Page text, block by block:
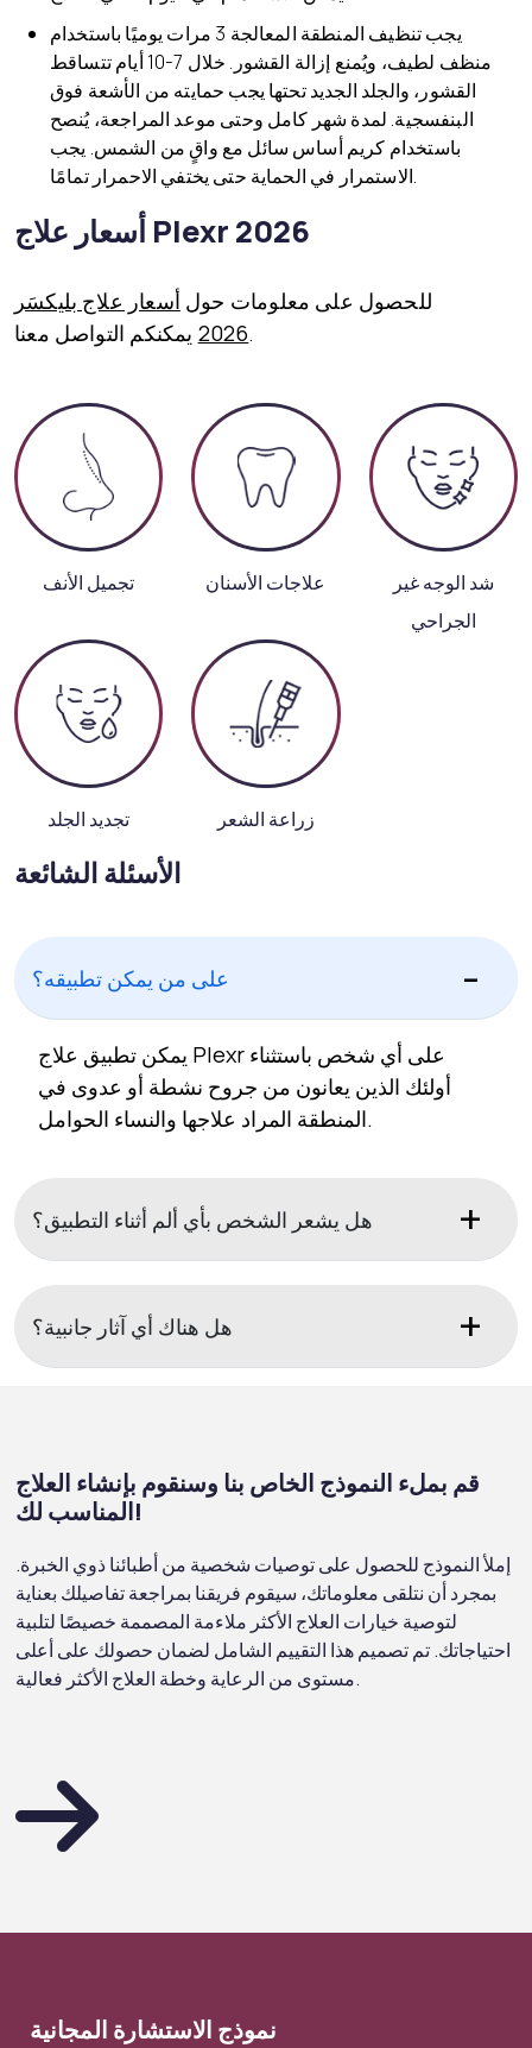
يجب تنظيف المنطقة المعالجة 3 مرات يوميًا باستخدام
منظف لطيف، ويُمنع إزالة القشور. خلال 7-10 أيام تتساقط
القشور، والجلد الجديد تحتها يجب حمايته من الأشعة فوق
البنفسجية. لمدة شهر كامل وحتى موعد المراجعة، يُنصح
باستخدام كريم أساس سائل مع واقٍ من الشمس. يجب
الاستمرار في الحماية حتى يختفي الاحمرار تمامًا.
أسعار علاج Plexr 2026
للحصول على معلومات حول أسعار علاج بليكسَر
2026
تجميل الأنف علاجات الأسنان
شد الوجه غير
الجراحي
تجديد الجلد زراعة الشعر
الأسئلة الشائعة
على من يمكن تطبيقه؟
يمكن تطبيق علاج Plexr على أي شخص باستثناء
أولئك الذين يعانون من جروح نشطة أو عدوى في
المنطقة المراد علاجها والنساء الحوامل.
هل يشعر الشخص بأي ألم أثناء التطبيق؟
هل هناك أي آثار جانبية؟
قم بملء النموذج الخاص بنا وسنقوم بإنشاء العلاج
المناسب لك!
إملأ النموذج للحصول على توصيات شخصية من أطبائنا ذوي الخبرة.
بمجرد أن نتلقى معلوماتك، سيقوم فريقنا بمراجعة تفاصيلك بعناية
لتوصية خيارات العلاج الأكثر ملاءمة المصممة خصيصًا لتلبية
احتياجاتك. تم تصميم هذا التقييم الشامل لضمان حصولك على أعلى
مستوى من الرعاية وخطة العلاج الأكثر فعالية.
نموذج الاستشارة المجانية